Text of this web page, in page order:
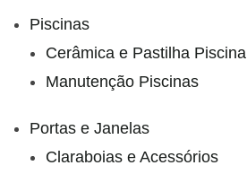
Piscinas
Cerâmica e Pastilha Piscina
Manutenção Piscinas
Portas e Janelas
Claraboias e Acessórios